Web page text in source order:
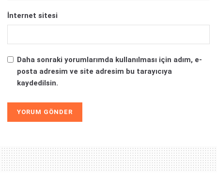
İnternet sitesi
Daha sonraki yorumlarımda kullanılması için adım, e-
posta adresim ve site adresim bu tarayıcıya
kaydedilsin.